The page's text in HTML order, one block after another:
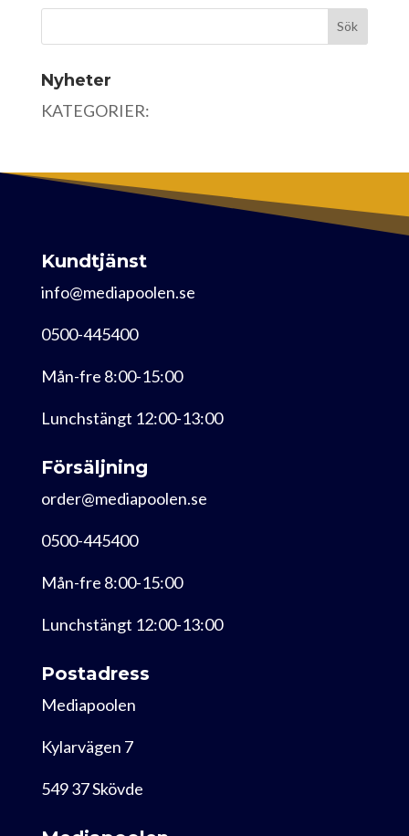
Nyheter
KATEGORIER:
Kundtjänst
info@mediapoolen.se
0500-445400
Mån-fre 8:00-15:00
Lunchstängt 12:00-13:00
Försäljning
order@mediapoolen.se
0500-445400
Mån-fre 8:00-15:00
Lunchstängt 12:00-13:00
Postadress
Mediapoolen
Kylarvägen 7
549 37 Skövde